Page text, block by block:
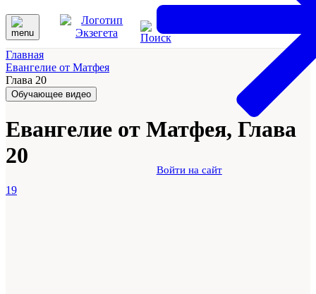
Войти на сайт
Главная
Евангелие от Матфея
Глава 20
Обучающее видео
Евангелие от Матфея, Глава
20
19